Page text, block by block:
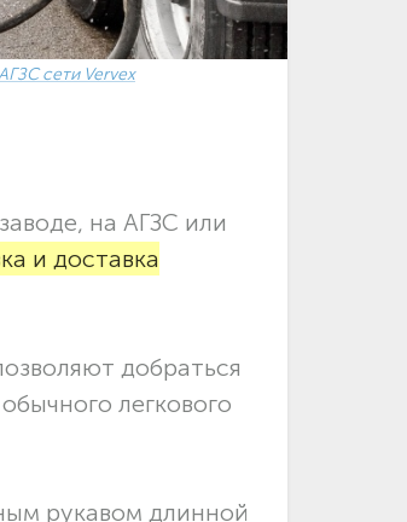
сети Vervex
на АГЗС или
и доставка
добраться
легкового
рукавом длинной